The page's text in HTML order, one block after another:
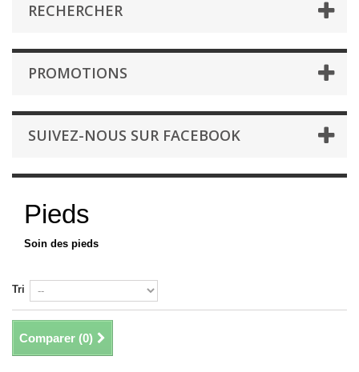
RECHERCHER
PROMOTIONS
SUIVEZ-NOUS SUR FACEBOOK
Pieds
Soin des pieds
Tri
Comparer (0)